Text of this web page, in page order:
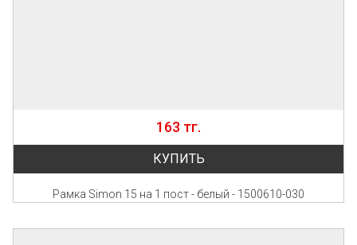
163 тг.
КУПИТЬ
Рамка Simon 15 на 1 пост - белый - 1500610-030